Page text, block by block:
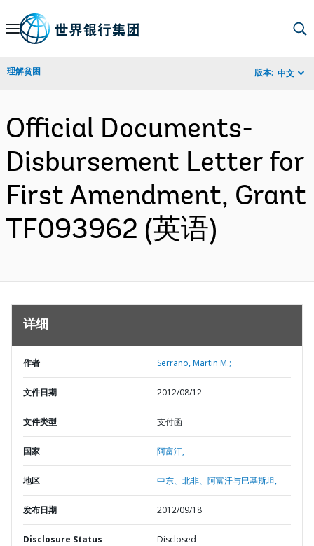
Skip
Navigation
理解贫困 版本: 中文
Official Documents-
Disbursement Letter for
First Amendment, Grant
TF093962 (英语)
详细
作者 Serrano, Martin M.;
文件日期 2012/08/12
文件类型 支付函
国家 阿富汗,
地区 中东、北非、阿富汗与巴基斯坦,
发布日期 2012/09/18
Disclosure Status Disclosed